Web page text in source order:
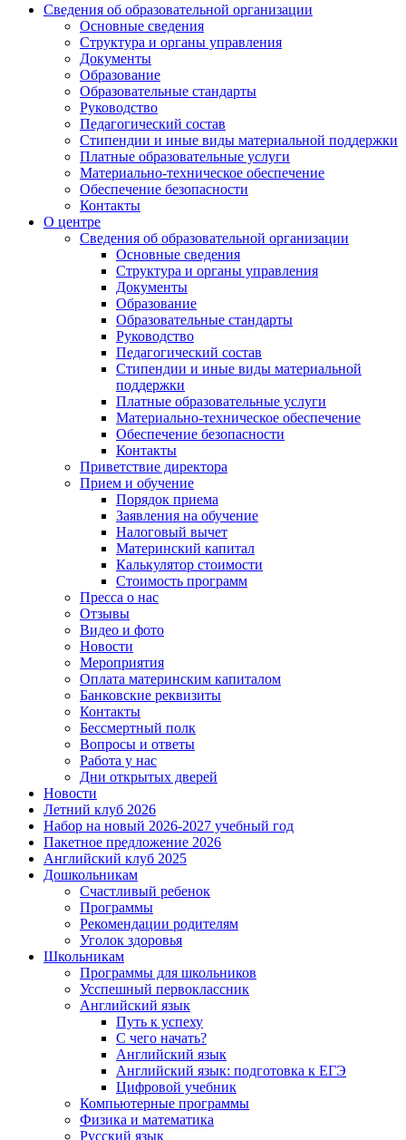
Сведения об образовательной организации
Основные сведения
Структура и органы управления
Документы
Образование
Образовательные стандарты
Руководство
Педагогический состав
Стипендии и иные виды материальной поддержки
Платные образовательные услуги
Материально-техническое обеспечение
Обеспечение безопасности
Контакты
О центре
Сведения об образовательной организации
Основные сведения
Структура и органы управления
Документы
Образование
Образовательные стандарты
Руководство
Педагогический состав
Стипендии и иные виды материальной
поддержки
Платные образовательные услуги
Материально-техническое обеспечение
Обеспечение безопасности
Контакты
Приветствие директора
Прием и обучение
Порядок приема
Заявления на обучение
Налоговый вычет
Материнский капитал
Калькулятор стоимости
Стоимость программ
Пресса о нас
Отзывы
Видео и фото
Новости
Мероприятия
Оплата материнским капиталом
Банковские реквизиты
Контакты
Бессмертный полк
Вопросы и ответы
Работа у нас
Дни открытых дверей
Новости
Летний клуб 2026
Набор на новый 2026-2027 учебный год
Пакетное предложение 2026
Английский клуб 2025
Дошкольникам
Счастливый ребенок
Программы
Рекомендации родителям
Уголок здоровья
Школьникам
Программы для школьников
Усспешный первоклассник
Английский язык
Путь к успеху
С чего начать?
Английский язык
Английский язык: подготовка к ЕГЭ
Цифровой учебник
Компьютерные программы
Физика и математика
Русский язык